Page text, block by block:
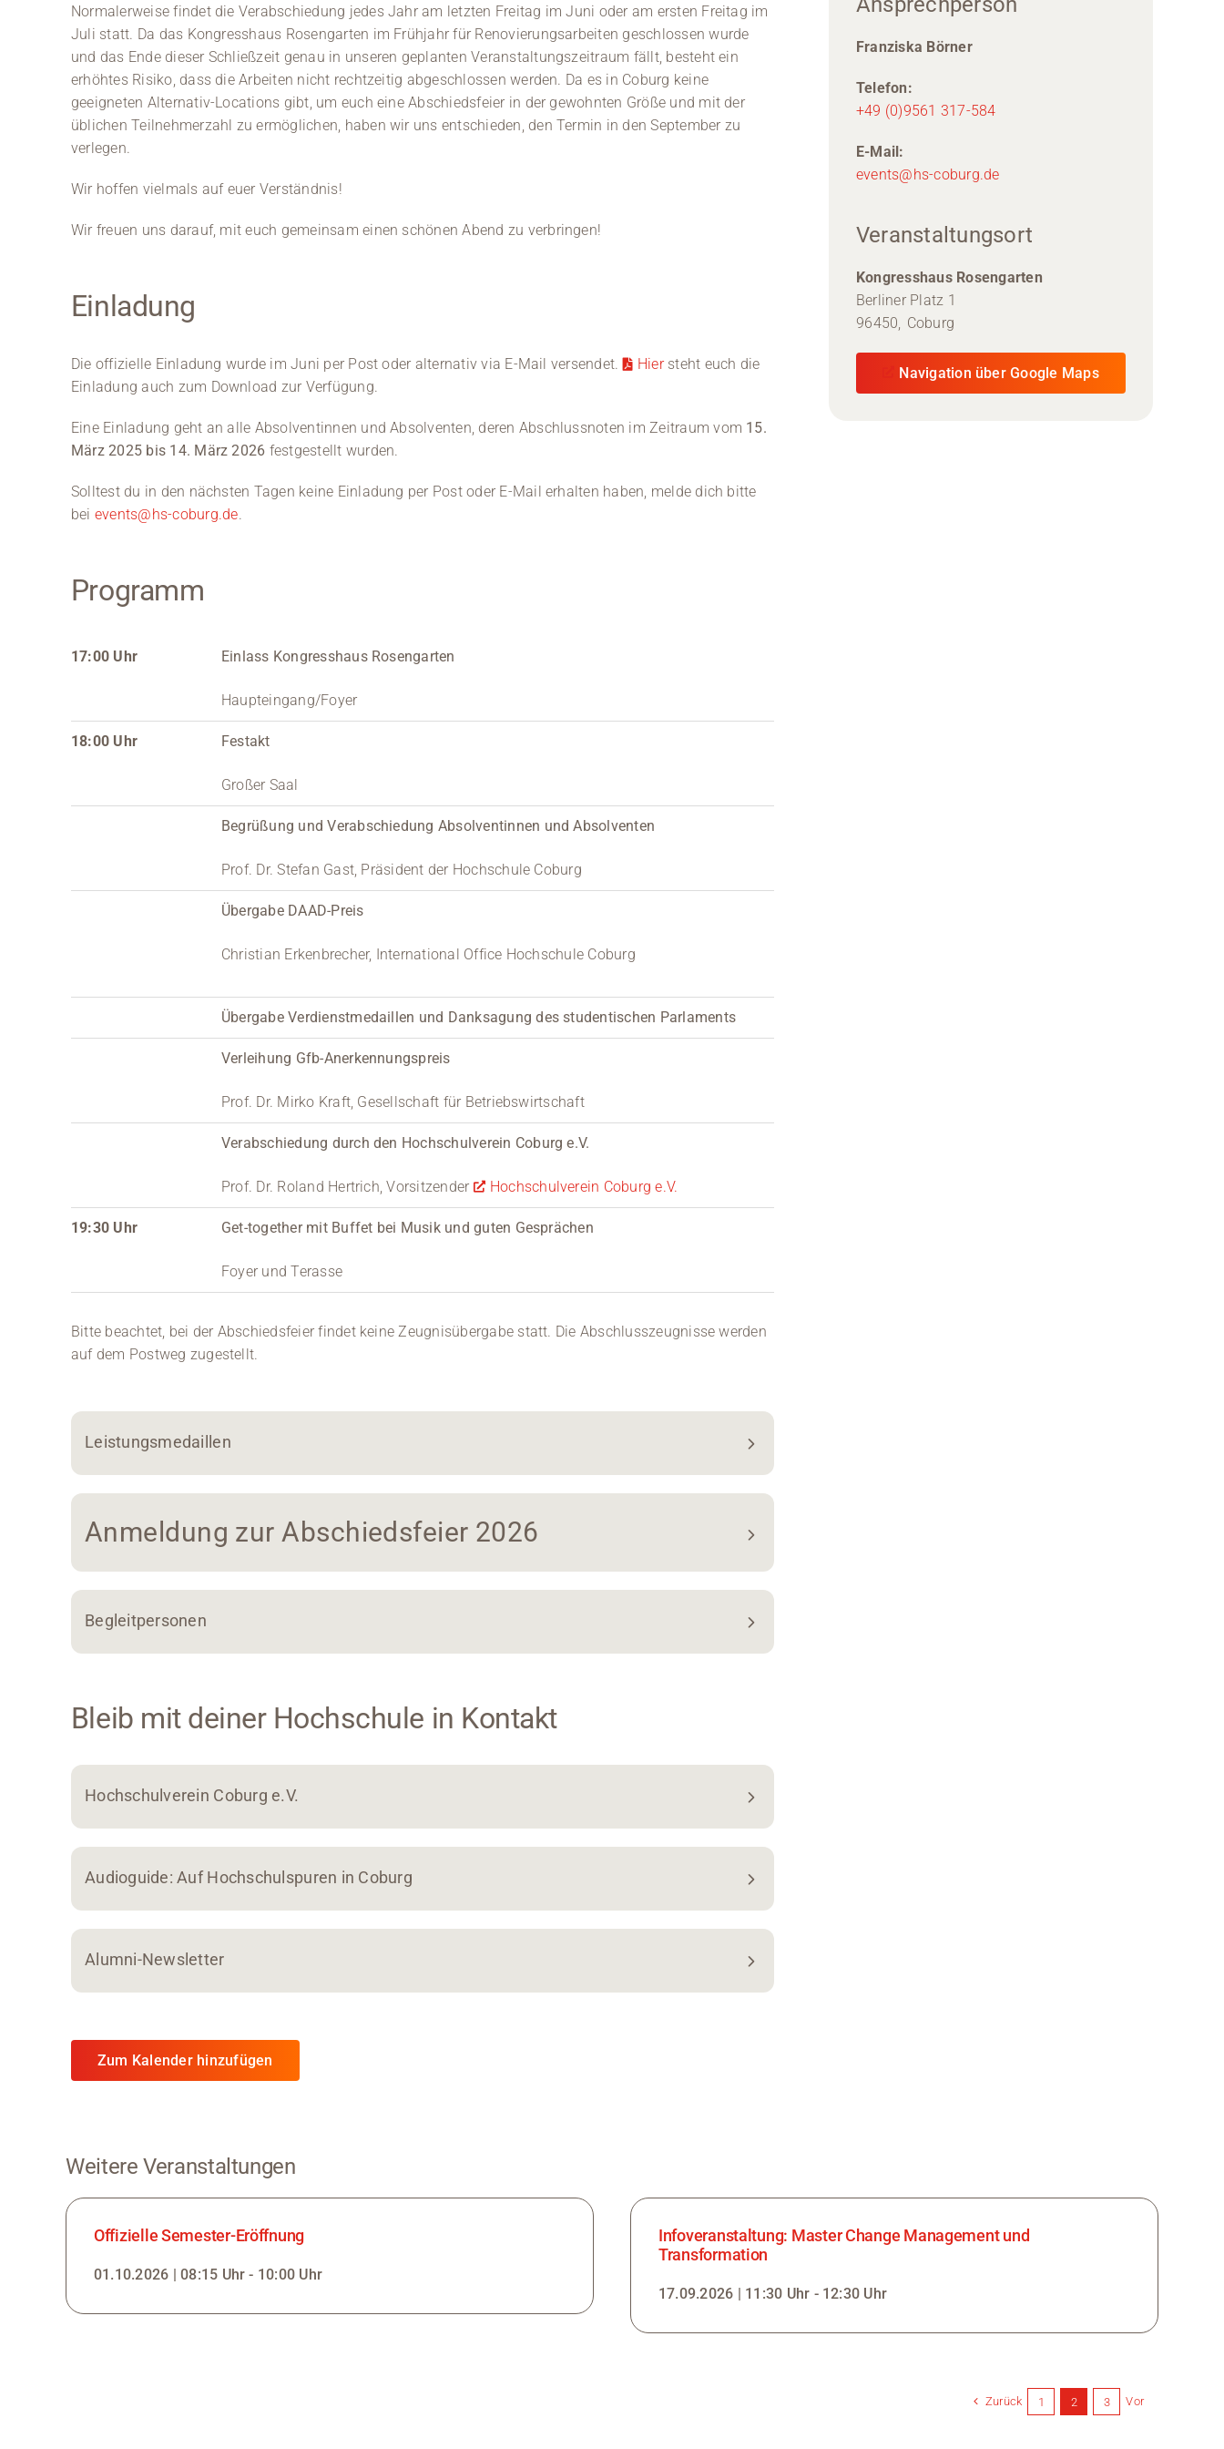
Kontakt
Medien
Stellenangebote
Normalerweise findet die Verabschiedung jedes Jahr am letzten Freitag im Juni oder am ersten Freitag im
Juli statt. Da das Kongresshaus Rosengarten im Frühjahr für Renovierungsarbeiten geschlossen wurde
und das Ende dieser Schließzeit genau in unseren geplanten Veranstaltungszeitraum fällt, besteht ein
erhöhtes Risiko, dass die Arbeiten nicht rechtzeitig abgeschlossen werden. Da es in Coburg keine
geeigneten Alternativ-Locations gibt, um euch eine Abschiedsfeier in der gewohnten Größe und mit der
üblichen Teilnehmerzahl zu ermöglichen, haben wir uns entschieden, den Termin in den September zu
verlegen.
Wir hoffen vielmals auf euer Verständnis!
Wir freuen uns darauf, mit euch gemeinsam einen schönen Abend zu verbringen!
Einladung
Die offizielle Einladung wurde im Juni per Post oder alternativ via E-Mail versendet. Hiersteht euch die
Einladung auch zum Download zur Verfügung.
Eine Einladung geht an alle Absolventinnen und Absolventen, deren Abschlussnoten im Zeitraum vom 15.
März 2025 bis 14. März 2026 festgestellt wurden.
Solltest du in den nächsten Tagen keine Einladung per Post oder E-Mail erhalten haben, melde dich bitte
bei events@hs-coburg.de.
Programm
17:00 Uhr Einlass Kongresshaus Rosengarten
Haupteingang/Foyer
18:00 Uhr Festakt
Großer Saal
Begrüßung und Verabschiedung Absolventinnen und Absolventen
Prof. Dr. Stefan Gast, Präsident der Hochschule Coburg
Übergabe DAAD-Preis
Christian Erkenbrecher, International Office Hochschule Coburg
Übergabe Verdienstmedaillen und Danksagung des studentischen Parlaments
Verleihung Gfb-Anerkennungspreis
Prof. Dr. Mirko Kraft, Gesellschaft für Betriebswirtschaft
Verabschiedung durch den Hochschulverein Coburg e.V.
Prof. Dr. Roland Hertrich, Vorsitzender Hochschulverein Coburg e.V.
19:30 Uhr Get-together mit Buffet bei Musik und guten Gesprächen
Foyer und Terasse
Bitte beachtet, bei der Abschiedsfeier findet keine Zeugnisübergabe statt. Die Abschlusszeugnisse werden
auf dem Postweg zugestellt.
Leistungsmedaillen
Anmeldung zur Abschiedsfeier 2026
Begleitpersonen
Bleib mit deiner Hochschule in Kontakt
Hochschulverein Coburg e.V.
Audioguide: Auf Hochschulspuren in Coburg
Alumni-Newsletter
Zum Kalender hinzufügen
Franziska Börner
Telefon:
+49 (0)9561 317-584
E-Mail:
events@hs-coburg.de
Veranstaltungsort
Kongresshaus Rosengarten
Berliner Platz 1
96450, Coburg
Navigation über Google Maps
Weitere Veranstaltungen
Offizielle Semester-Eröffnung
01.10.2026 | 08:15 Uhr - 10:00 Uhr
Infoveranstaltung: Master Change Management und
Transformation
17.09.2026 | 11:30 Uhr - 12:30 Uhr
Zurück 1 2 3 Vor